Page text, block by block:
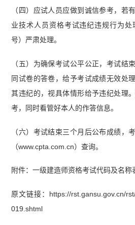
（四）应试人员应做到诚信参考，若
业技术人员资格考试违纪违规行为处
号）严肃处理。
（五）为确保考试公平公正，考试结
同试卷的答卷，给予考试成绩无效处
其违纪的，视具体情形给予违纪处理
考，同时看管好本人的作答信息。
（六）考试结束三个月后公布成绩，
（www.cpta.com.cn）查询。
附件：一级建造师资格考试代码及名称
原文链接：https://rst.gansu.gov.cn/
019.shtml